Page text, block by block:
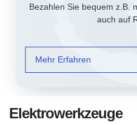
Bezahlen Sie bequem z.B.
auch auf
Mehr Erfahren
Elektrowerkzeuge